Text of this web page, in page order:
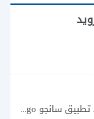
تطبيق Sango للأندرويد 2026 لم يعد تطبيق سانجو Sango مجرد مساحة لإرسال الرسائل أو...